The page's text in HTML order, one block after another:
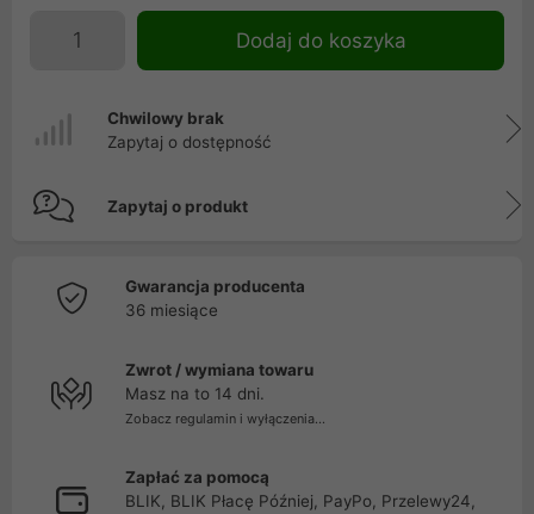
Dodaj do koszyka
Chwilowy brak
Zapytaj o dostępność
Zapytaj o produkt
Gwarancja producenta
36 miesiące
Zwrot / wymiana towaru
Masz na to 14 dni.
Zobacz regulamin i wyłączenia...
Zapłać za pomocą
BLIK, BLIK Płacę Później, PayPo, Przelewy24,